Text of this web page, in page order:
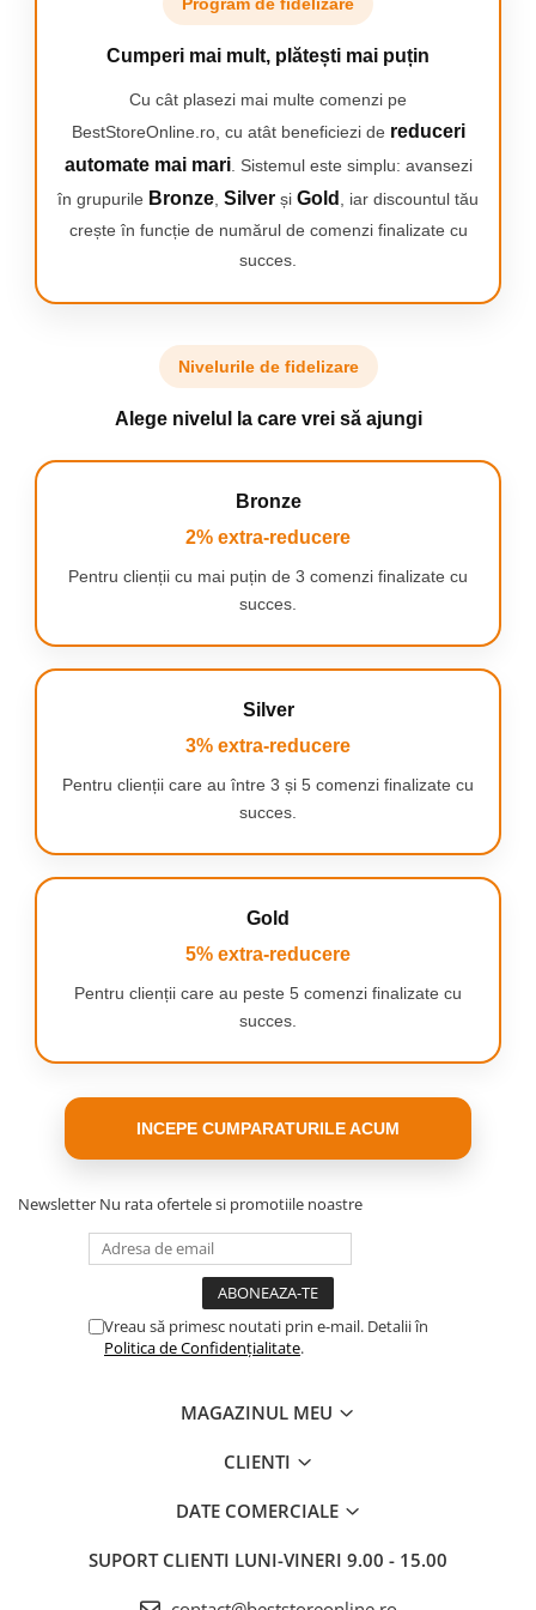
Tracțiune integrală 4x4pentru stabilitate și control maxim
Capacitate avansată de drift și moduri de condus variabile
Anvelope interschimbabilepentru adaptare rapidă la
diferite stiluri de conducere
Funcție de iluminare LED
spectaculos în timpul curselor de noapte
Construcție robustă și materiale de înaltă calitate,
concepute pentru utilizare îndelungată și provocări intense
Telecomandă ergonomică și precisăpentru un răspuns
✅
începători, cât și pentru pasionații de mașini RC
SPECIFICAȚII TEHNICE
📏Dimensiuni model:20 × 9 × 6 cm (L × l × Î)
🚗Sistem de tracțiune:4x4 – tracțiune integrală față și spate
acumulator Li-Ion 3,7 V (inclus în pachet)
aproximativ 2 ore
până la 30 de minute de utilizare continuă cu
Viteză maximă:până la 20 km/h
lumini față și spate cu efect luminos activ în
timpul deplasării
🎮Control:telecomandă wireless pentru manevrabilitate precisă
Funcții speciale:
drift controlat, anvelope interschimbabile și
efecte luminoase dinamice
Cumperi mai mult, plătești mai puțin
Cu cât plasezi mai multe comenzi pe
BestStoreOnline.ro, cu atât beneficiezi de reduceri
automate mai mari. Sistemul este simplu: avansezi
în grupurile Bronze Silver și Gold
, iar discountul tău
crește în funcție de numărul de comenzi finalizate cu
succes.
Nivelurile de fidelizare
Alege nivelul la care vrei să ajungi
Bronze
2% extra-reducere
Pentru clienții cu mai puțin de 3 comenzi finalizate cu
succes.
Silver
3% extra-reducere
Pentru clienții care au între 3 și 5 comenzi finalizate cu
succes.
Gold
5% extra-reducere
Pentru clienții care au peste 5 comenzi finalizate cu
succes.
INCEPE CUMPARATURILE ACUM
Newsletter Nu rata ofertele si promotiile noastre
Vreau să primesc noutati prin e-mail. Detalii în
Politica de Confidențialitate.
MAGAZINUL MEU
CLIENTI
DATE COMERCIALE
SUPORT CLIENTI LUNI-VINERI 9.00 - 15.00